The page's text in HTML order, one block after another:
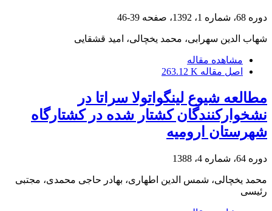
دوره 68، شماره 1، 1392، صفحه 39-46
شهاب الدین سهرابی، محمد یخچالی، امید قشقایی
مشاهده مقاله
اصل مقاله 263.12 K
مطالعه شیوع لینگواتولا سراتا‌ ‌در
نشخوارکنندگان کشتار شده در کشتارگاه
شهرستان ارومیه
دوره 64، شماره 4، 1388
محمد یخچالی، شمس الدین اطهاری، بهادر حاجی محمدی، مجتبی
رئیسی